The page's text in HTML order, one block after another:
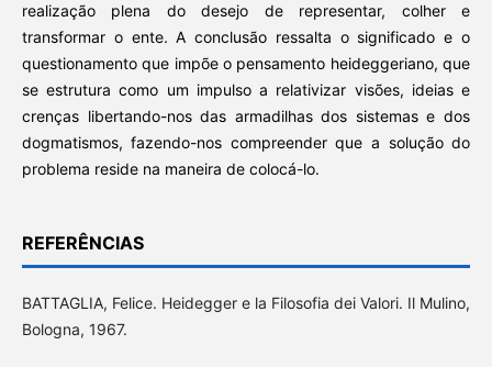
realização plena do desejo de representar, colher e
transformar o ente. A conclusão ressalta o significado e o
questionamento que impõe o pensamento heideggeriano, que
se estrutura como um impulso a relativizar visões, ideias e
crenças libertando-nos das armadilhas dos sistemas e dos
dogmatismos, fazendo-nos compreender que a solução do
problema reside na maneira de colocá-lo.
REFERÊNCIAS
BATTAGLIA, Felice. Heidegger e la Filosofia dei Valori. Il Mulino,
Bologna, 1967.